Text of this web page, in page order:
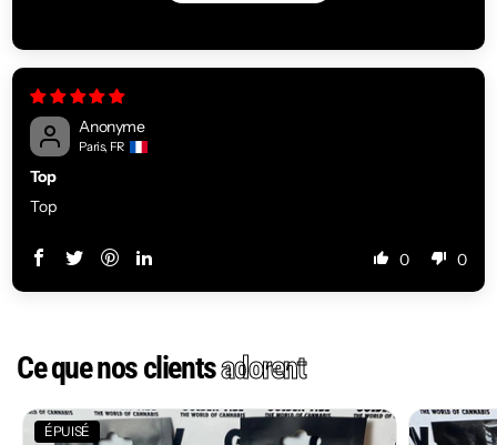
Anonyme
Paris, FR
Top
Top
0 0
Ce que nos clientsadorent
ÉPUISÉ